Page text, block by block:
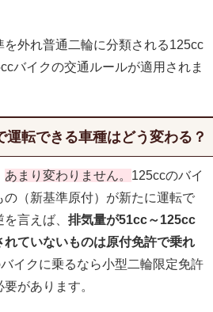
外れ普通二輪に分類される125cc
バイクの交通ルールが適用されま
運転できる車種はどう変わる？
あまり変わりません。 125ccのバイ
の（新基準原付）が新たに運転で
言えば、 排気量が51cc～125cc
ていないものは原付免許で乗れ
イクに乗るなら小型二輪限定免許
があります。